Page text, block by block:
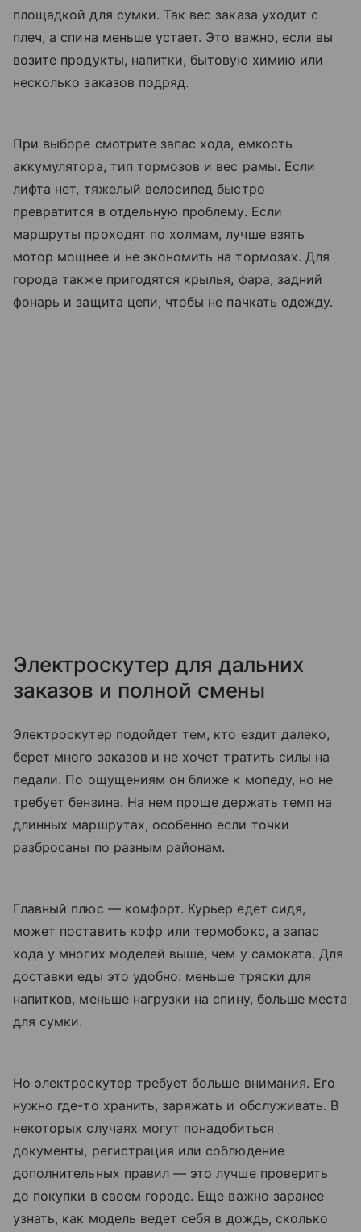
площадкой для сумки. Так вес заказа уходит с
плеч, а спина меньше устает. Это важно, если вы
возите продукты, напитки, бытовую химию или
несколько заказов подряд.
При выборе смотрите запас хода, емкость
аккумулятора, тип тормозов и вес рамы. Если
лифта нет, тяжелый велосипед быстро
превратится в отдельную проблему. Если
маршруты проходят по холмам, лучше взять
мотор мощнее и не экономить на тормозах. Для
города также пригодятся крылья, фара, задний
фонарь и защита цепи, чтобы не пачкать одежду.
Электроскутер для дальних
заказов и полной смены
Электроскутер подойдет тем, кто ездит далеко,
берет много заказов и не хочет тратить силы на
педали. По ощущениям он ближе к мопеду, но не
требует бензина. На нем проще держать темп на
длинных маршрутах, особенно если точки
разбросаны по разным районам.
Главный плюс — комфорт. Курьер едет сидя,
может поставить кофр или термобокс, а запас
хода у многих моделей выше, чем у самоката. Для
доставки еды это удобно: меньше тряски для
напитков, меньше нагрузки на спину, больше места
для сумки.
Но электроскутер требует больше внимания. Его
нужно где-то хранить, заряжать и обслуживать. В
некоторых случаях могут понадобиться
документы, регистрация или соблюдение
дополнительных правил — это лучше проверить
до покупки в своем городе. Еще важно заранее
узнать, как модель ведет себя в дождь, сколько